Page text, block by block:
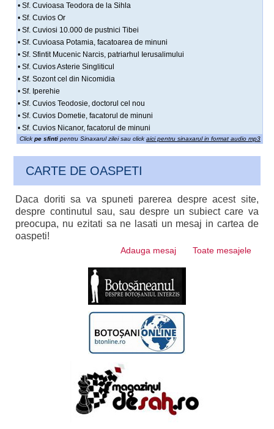
• Sf. Cuvioasa Teodora de la Sihla
• Sf. Cuvios Or
• Sf. Cuviosi 10.000 de pustnici Tibei
• Sf. Cuvioasa Potamia, facatoarea de minuni
• Sf. Sfintit Mucenic Narcis, patriarhul Ierusalimului
• Sf. Cuvios Asterie Singliticul
• Sf. Sozont cel din Nicomidia
• Sf. Iperehie
• Sf. Cuvios Teodosie, doctorul cel nou
• Sf. Cuvios Dometie, facatorul de minuni
• Sf. Cuvios Nicanor, facatorul de minuni
Click pe sfintipentru Sinaxarul zilei sau click aici pentru sinaxarul in format audio mp3
CARTE DE OASPETI
Daca doriti sa va spuneti parerea despre acest site,
despre continutul sau, sau despre un subiect care va
preocupa, nu ezitati sa ne lasati un mesaj in cartea de
oaspeti!
Adauga mesaj Toate mesajele